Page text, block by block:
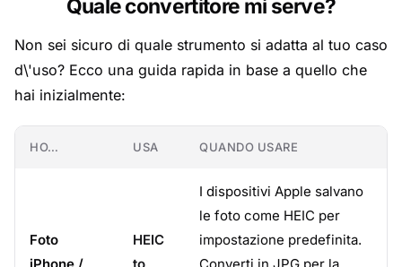
Quale convertitore mi serve?
Non sei sicuro di quale strumento si adatta al tuo caso
d\'uso? Ecco una guida rapida in base a quello che
hai inizialmente:
HO… USA QUANDO USARE
Foto
HEIC
I dispositivi Apple salvano
le foto come HEIC per
impostazione predefinita.